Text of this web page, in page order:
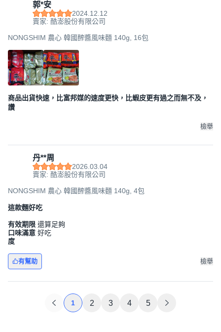
郭*安
2024.12.12
賣家: 酷澎股份有限公司
NONGSHIM 農心 韓國醡醬風味麵 140g, 16包
商品出貨快速，比富邦媒的速度更快，比蝦皮更有過之而無不及，
讚
檢舉
丹**周
2026.03.04
賣家: 酷澎股份有限公司
NONGSHIM 農心 韓國醡醬風味麵 140g, 4包
這款麵好吃
有效期限 還算足夠
口味滿意
度
好吃
有幫助 檢舉
1 2 3 4 5